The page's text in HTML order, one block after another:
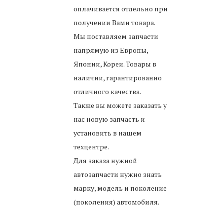
оплачивается отдельно при
получении Вами товара.
Мы поставляем запчасти
напрямую из Европы,
Японии, Кореи. Товары в
наличии, гарантированно
отличного качества.
Также вы можете заказать у
нас новую запчасть и
установить в нашем
техцентре.
Для заказа нужной
автозапчасти нужно знать
марку, модель и поколение
(поколения) автомобиля.